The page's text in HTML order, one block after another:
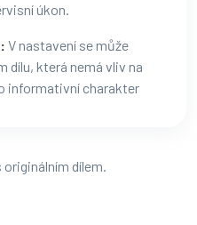
úkon.
V nastavení se může
dílu, která nemá vliv na
informativní charakter
dílem.